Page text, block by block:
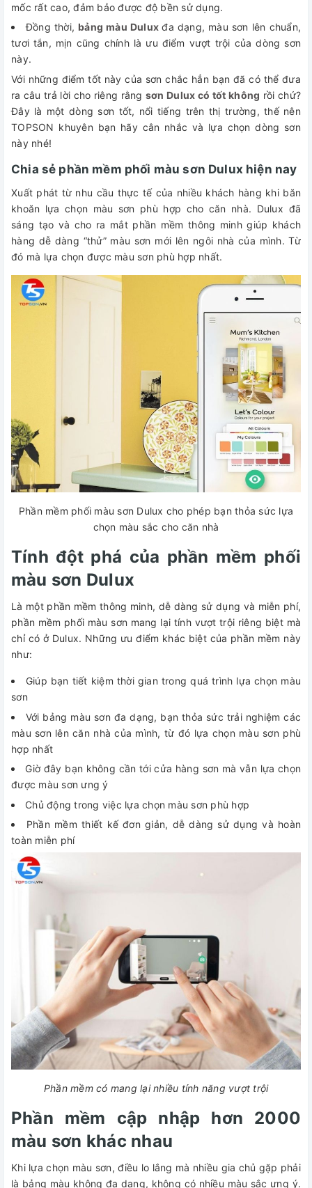
mốc rất cao, đảm bảo được độ bền sử dụng.
Đồng thời, bảng màu Dulux đa dạng, màu sơn lên chuẩn,
tươi tắn, mịn cũng chính là ưu điểm vượt trội của dòng sơn
này.
Với những điểm tốt này của sơn chắc hẳn bạn đã có thể đưa
ra câu trả lời cho riêng rằng sơn Dulux có tốt không rồi chứ?
Đây là một dòng sơn tốt, nổi tiếng trên thị trường, thế nên
TOPSON khuyên bạn hãy cân nhắc và lựa chọn dòng sơn
này nhé!
Chia sẻ phần mềm phối màu sơn Dulux hiện nay
Xuất phát từ nhu cầu thực tế của nhiều khách hàng khi băn
khoăn lựa chọn màu sơn phù hợp cho căn nhà. Dulux đã
sáng tạo và cho ra mắt phần mềm thông minh giúp khách
hàng dễ dàng “thử” màu sơn mới lên ngôi nhà của mình. Từ
đó mà lựa chọn được màu sơn phù hợp nhất.
Phần mềm phối màu sơn Dulux cho phép bạn thỏa sức lựa
chọn màu sắc cho căn nhà
Tính đột phá của phần mềm phối
màu sơn Dulux
Là một phần mềm thông minh, dễ dàng sử dụng và miễn phí,
phần mềm phối màu sơn mang lại tính vượt trội riêng biệt mà
chỉ có ở Dulux. Những ưu điểm khác biệt của phần mềm này
như:
Giúp bạn tiết kiệm thời gian trong quá trình lựa chọn màu
sơn
Với bảng màu sơn đa dạng, bạn thỏa sức trải nghiệm các
màu sơn lên căn nhà của mình, từ đó lựa chọn màu sơn phù
hợp nhất
Giờ đây bạn không cần tới cửa hàng sơn mà vẫn lựa chọn
được màu sơn ưng ý
Chủ động trong việc lựa chọn màu sơn phù hợp
Phần mềm thiết kế đơn giản, dễ dàng sử dụng và hoàn
toàn miễn phí
Phần mềm có mang lại nhiều tính năng vượt trội
Phần mềm cập nhập hơn 2000
màu sơn khác nhau
Khi lựa chọn màu sơn, điều lo lắng mà nhiều gia chủ gặp phải
là bảng màu không đa dạng, không có nhiều màu sắc ưng ý.